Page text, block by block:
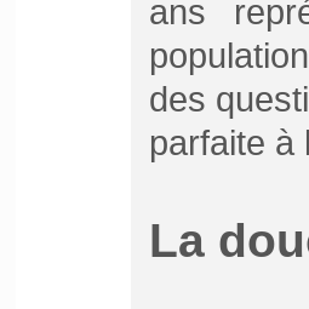
ans
des
parfaite à
La